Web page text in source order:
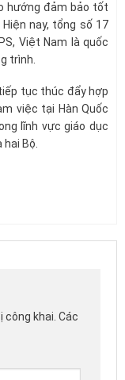
hướng đảm bảo tốt
nay, tổng số 17
Việt Nam là quốc
trình.
tục thúc đẩy hợp
việc tại Hàn Quốc
lĩnh vực giáo dục
Bộ.
khai. Các